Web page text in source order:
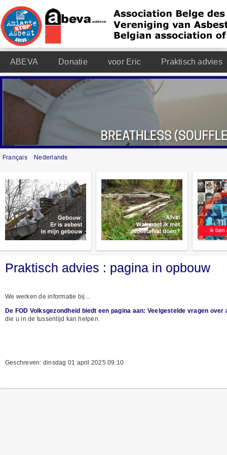
ABEVA Donatie voor Eric Praktisch advies
Français Nederlands
Praktisch advies : pagina in opbouw
We werken de informatie bij...
De FOD Volksgezondheid biedt een pagina aan: Veelgestelde vragen over
die u in de tussentijd kan helpen.
Geschreven: dinsdag 01 april 2025 09:10